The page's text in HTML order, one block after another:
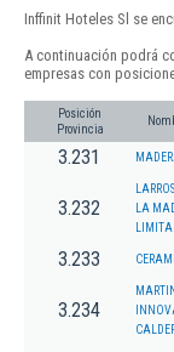
Inffinit Hoteles Sl se
A continuación podrá
empresas con
Posición
Provincia
3.231
3.232
LA
3.233
3.234